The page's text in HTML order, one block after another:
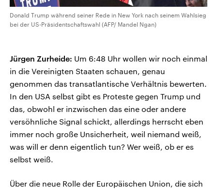
Donald Trump während seiner Rede in New York nach seinem Wahlsieg
bei der US-Präsidentschaftswahl (AFP/ Mandel Ngan)
Jürgen Zurheide: Um 6:48 Uhr wollen wir noch einmal
in die Vereinigten Staaten schauen, genau
genommen das transatlantische Verhältnis bewerten.
In den USA selbst gibt es Proteste gegen Trump und
das, obwohl er inzwischen das eine oder andere
versöhnliche Signal schickt, allerdings herrscht eben
immer noch große Unsicherheit, weil niemand weiß,
was will er denn eigentlich tun? Wer weiß, ob er es
selbst weiß.
Über die neue Rolle der Europäischen Union, die sich